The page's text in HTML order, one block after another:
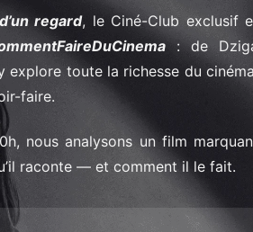
regard, le Ciné-Club exclusif
: de
explore toute la richesse du
faire.
nous analysons un film
raconte — et comment il le fait.